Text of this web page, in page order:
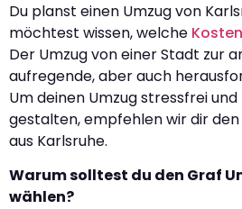
Du planst einen Umzug von
möchtest wissen, welche Kosten
Der Umzug von einer Stadt zur
aufregende, aber auch
Um deinen Umzug stressfrei
gestalten, empfehlen wir dir
aus Karlsruhe.
Warum solltest du den Graf
wählen?